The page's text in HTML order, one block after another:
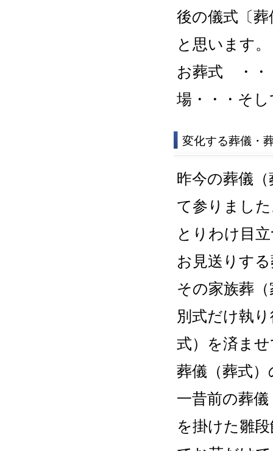
スをご提
一同精進
2025/09/10
秋のお彼
お墓参り
う。
目黒区商
れました
以下リン
https://
2011/10/04
東日本大
詳細はこ
後の儀式〔
と思います。
お葬式 ・・
場・・・そ
変化する葬儀・
昨今の葬儀
て参りまし
とりわけ目
お見送りす
その家族葬
別式だけ執
式）を済ま
葬儀（葬式
一昔前の葬
を掛けた雛